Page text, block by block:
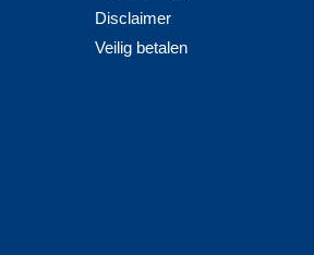
Disclaimer
Veilig betalen